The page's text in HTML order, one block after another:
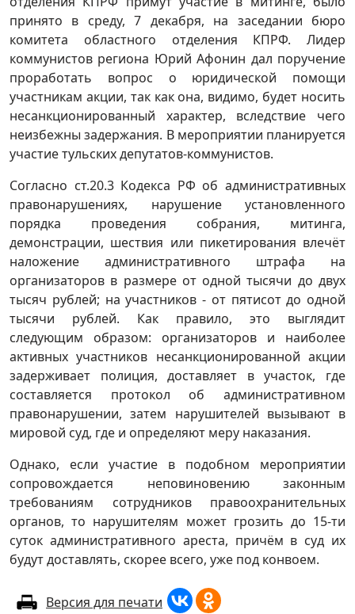
принято в среду, 7 декабря, на заседании бюро
комитета областного отделения КПРФ. Лидер
коммунистов региона Юрий Афонин дал поручение
проработать вопрос о юридической помощи
участникам акции, так как она, видимо, будет носить
несанкционированный характер, вследствие чего
неизбежны задержания. В мероприятии планируется
участие тульских депутатов-коммунистов.
Согласно ст.20.3 Кодекса РФ об административных
правонарушениях, нарушение установленного
порядка проведения собрания, митинга,
демонстрации, шествия или пикетирования влечёт
наложение административного штрафа на
организаторов в размере от одной тысячи до двух
тысяч рублей; на участников - от пятисот до одной
тысячи рублей. Как правило, это выглядит
следующим образом: организаторов и наиболее
активных участников несанкционированной акции
задерживает полиция, доставляет в участок, где
составляется протокол об административном
правонарушении, затем нарушителей вызывают в
мировой суд, где и определяют меру наказания.
Однако, если участие в подобном мероприятии
сопровождается неповиновению законным
требованиям сотрудников правоохранительных
органов, то нарушителям может грозить до 15-ти
суток административного ареста, причём в суд их
будут доставлять, скорее всего, уже под конвоем.
Версия для печати